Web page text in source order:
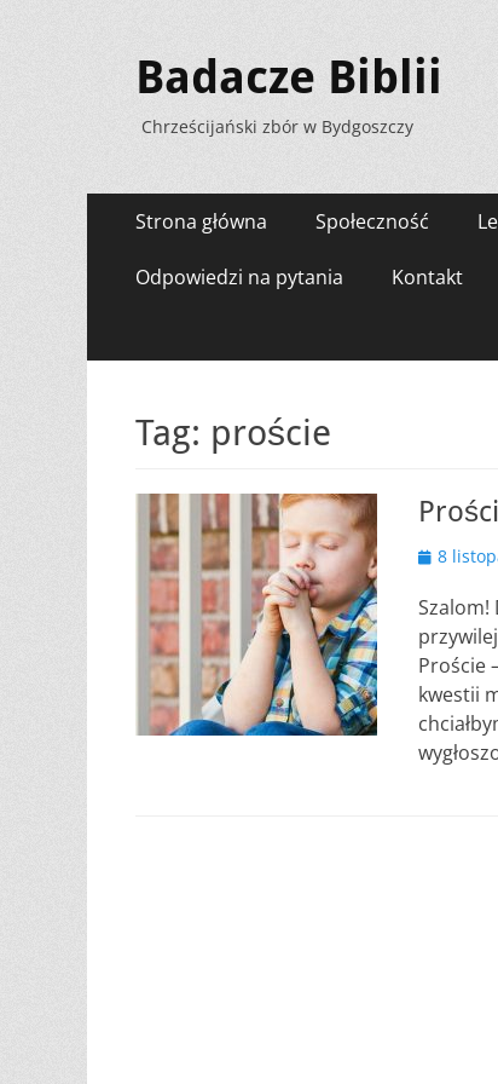
Badacze Biblii
Chrześcijański zbór w Bydgoszczy
Menu
zawartości
Strona główna Społeczność
Odpowiedzi na pytania Kontakt
Tag: proście
8
Szalom!
Proście
kwestii